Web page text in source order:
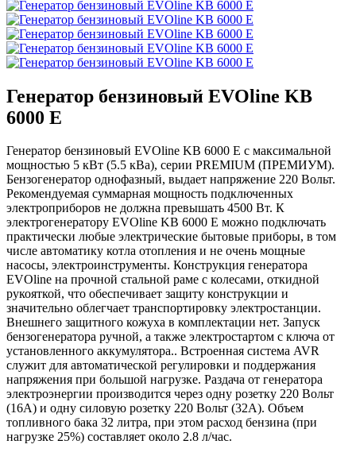
Генератор бензиновый EVOline KB
6000 E
Генератор бензиновый EVOline KB 6000 E с максимальной
мощностью 5 кВт (5.5 кВа), серии PREMIUM (ПРЕМИУМ).
Бензогенератор однофазный, выдает напряжение 220 Вольт.
Рекомендуемая суммарная мощность подключенных
электроприборов не должна превышать 4500 Вт. К
электрогенератору EVOline KB 6000 E можно подключать
практически любые электрические бытовые приборы, в том
числе автоматику котла отопления и не очень мощные
насосы, электроинструменты. Конструкция генератора
EVOline на прочной стальной раме с колесами, откидной
рукояткой, что обеспечивает защиту конструкции и
значительно облегчает транспортировку электростанции.
Внешнего защитного кожуха в комплектации нет. Запуск
бензогенератора ручной, а также электростартом с ключа от
установленного аккумулятора.. Встроенная система AVR
служит для автоматической регулировки и поддержания
напряжения при большой нагрузке. Раздача от генератора
электроэнергии производится через одну розетку 220 Вольт
(16А) и одну силовую розетку 220 Вольт (32А). Объем
топливного бака 32 литра, при этом расход бензина (при
нагрузке 25%) составляет около 2.8 л/час.